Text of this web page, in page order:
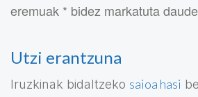
eremuak * bidez markatuta daude
Utzi erantzuna
Iruzkinak bidaltzeko saioa hasi